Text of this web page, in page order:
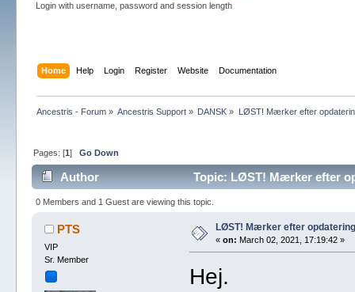
Login with username, password and session length
Home Help Login Register Website Documentation
Ancestris - Forum» Ancestris Support » DANSK » LØST! Mærker efter
Pages: [1] Go Down
Author Topic: LØST! Mærker efter
0 Members and 1 Guest are viewing this topic.
PTS
VIP
Sr. Member
LØST! Mærker efter opdatering
« on: March 02, 2021, 17:19:42 »
Hej.